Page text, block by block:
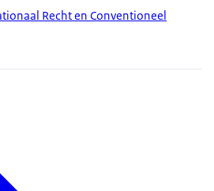
Recht en Conventioneel